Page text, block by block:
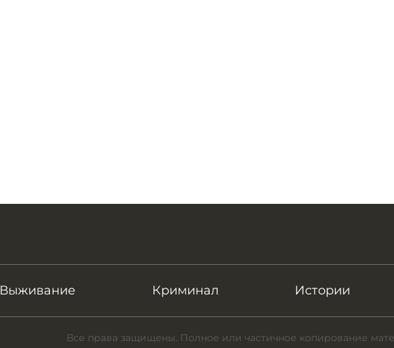
Выживание Криминал Истории
Все права защищены. Полное или частичное копирование